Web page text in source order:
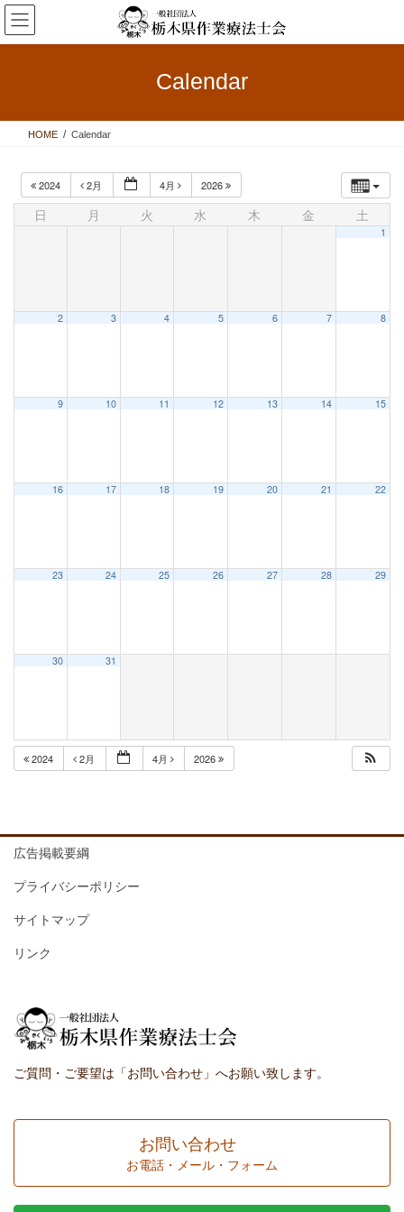
コ
ン
テ
ス
ナ
ビ
ゲ
ン
Calendar
HOME Calendar
2024 2月 4月 2026
日 月 火 水 木 金 土
1
2 3 4 5 6 7 8
9 10 11 12 13 14 15
16 17 18 19 20 21 22
23 24 25 26 27 28 29
30 31
2024 2月 4月 2026
広告掲載要綱
プライバシーポリシー
サイトマップ
リンク
ご質問・ご要望は「お問い合わせ」へお願い致します。
お問い合わせ
お電話・メール・フォーム